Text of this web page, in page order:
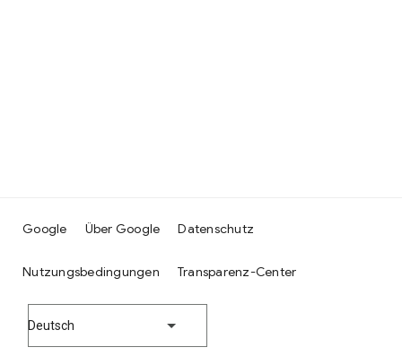
Google Über Google Datenschutz
Nutzungsbedingungen Transparenz-Center
Deutsch